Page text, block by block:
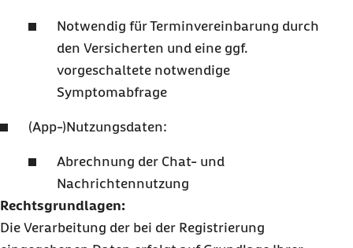
Notwendig für Terminvereinbarung durch
den Versicherten und eine ggf.
vorgeschaltete notwendige
Symptomabfrage
(App-)Nutzungsdaten:
Abrechnung der Chat- und
Nachrichtennutzung
Rechtsgrundlagen:
Die Verarbeitung der bei der Registrierung